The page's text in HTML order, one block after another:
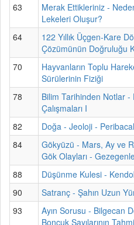
63
Merak Ettikleriniz -
Lekeleri Oluşur?
64
122 Yıllık Üçgen-Kare
Çözümünün Doğruluğu
70
Hayvanların Toplu
Sürülerinin Fiziği
78
Bilim Tarihinden Notlar
Çalışmaları I
82
Doğa - Jeoloji -
84
Gökyüzü - Mars, Ay ve
Gök Olayları -
88
Düşünme Kulesi -
90
Satranç - Şahın Uzun
93
Ayın Sorusu - Bilgecan
Boncuk Sayılarının